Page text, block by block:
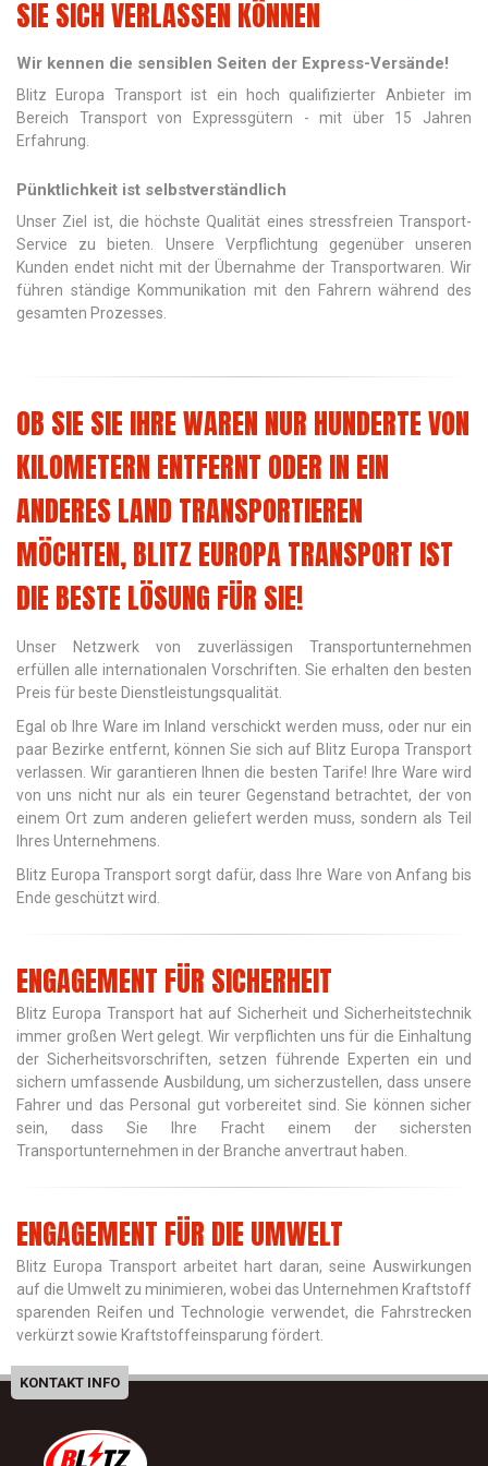
SIE SICH VERLASSEN KÖNNEN
Wir kennen die sensiblen Seiten der Express-Versände!
Blitz Europa Transport ist ein hoch qualifizierter Anbieter im
Bereich Transport von Expressgütern - mit über 15 Jahren
Erfahrung.
Pünktlichkeit ist selbstverständlich
Unser Ziel ist, die höchste Qualität eines stressfreien Transport-
Service zu bieten. Unsere Verpflichtung gegenüber unseren
Kunden endet nicht mit der Übernahme der Transportwaren. Wir
führen ständige Kommunikation mit den Fahrern während des
gesamten Prozesses.
OB SIE SIE IHRE WAREN NUR HUNDERTE VON
KILOMETERN ENTFERNT ODER IN EIN
ANDERES LAND TRANSPORTIEREN
MÖCHTEN, BLITZ EUROPA TRANSPORT IST
DIE BESTE LÖSUNG FÜR SIE!
Unser Netzwerk von zuverlässigen Transportunternehmen
erfüllen alle internationalen Vorschriften. Sie erhalten den besten
Preis für beste Dienstleistungsqualität.
Egal ob Ihre Ware im Inland verschickt werden muss, oder nur ein
paar Bezirke entfernt, können Sie sich auf Blitz Europa Transport
verlassen. Wir garantieren Ihnen die besten Tarife! Ihre Ware wird
von uns nicht nur als ein teurer Gegenstand betrachtet, der von
einem Ort zum anderen geliefert werden muss, sondern als Teil
Ihres Unternehmens.
Blitz Europa Transport sorgt dafür, dass Ihre Ware von Anfang bis
Ende geschützt wird.
ENGAGEMENT FÜR SICHERHEIT
Blitz Europa Transport hat auf Sicherheit und Sicherheitstechnik
immer großen Wert gelegt. Wir verpflichten uns für die Einhaltung
der Sicherheitsvorschriften, setzen führende Experten ein und
sichern umfassende Ausbildung, um sicherzustellen, dass unsere
Fahrer und das Personal gut vorbereitet sind. Sie können sicher
sein, dass Sie Ihre Fracht einem der sichersten
Transportunternehmen in der Branche anvertraut haben.
ENGAGEMENT FÜR DIE UMWELT
Blitz Europa Transport arbeitet hart daran, seine Auswirkungen
auf die Umwelt zu minimieren, wobei das Unternehmen Kraftstoff
sparenden Reifen und Technologie verwendet, die Fahrstrecken
verkürzt sowie Kraftstoffeinsparung fördert.
KONTAKT INFO